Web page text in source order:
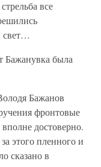
все
свет…
Бажанувка была
Бажанов
фронтовые
достоверно.
этого пленного и
сказано в